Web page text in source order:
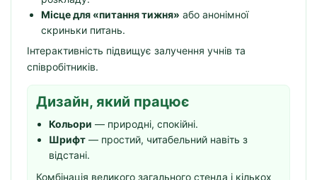
Місце для «питання тижня» або анонімної
скриньки питань.
Інтерактивність підвищує залучення учнів та
співробітників.
Дизайн, який працює
Кольори — природні, спокійні.
Шрифт — простий, читабельний навіть з
відстані.
Комбінація великого загального стенда і кількох